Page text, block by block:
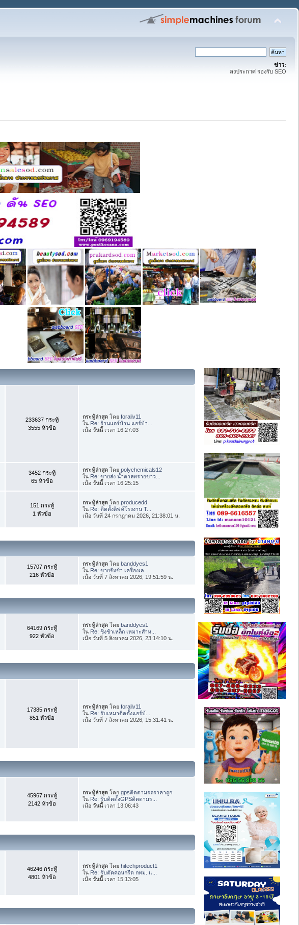
ข่าว:
ลงประกาศ รองรับ SEO
233637 กระทู้
3555 หัวข้อ
กระทู้ล่าสุด โดยforaliv11
ใน Re: ร้านแอร์บ้าน แอร์บ้า...
เมื่อวันนี้เวลา 16:27:03
3452 กระทู้
65 หัวข้อ
กระทู้ล่าสุด โดยpolychemicals12
ใน Re: ขายส่ง น้ำตาลทรายขาว...
เมื่อวันนี้เวลา 16:25:15
151 กระทู้
1 หัวข้อ
กระทู้ล่าสุด โดยproducedd
ใน Re: ติดตั้งลิฟท์โรงงาน T...
เมื่อ วันที่ 24 กรกฎาคม 2026, 21:38:01 น.
15707 กระทู้
216 หัวข้อ
กระทู้ล่าสุด โดยbanddyes1
ใน Re: ขายชิงช้า เครื่องเล...
เมื่อ วันที่ 7 สิงหาคม 2026, 19:51:59 น.
64169 กระทู้
922 หัวข้อ
กระทู้ล่าสุด โดยbanddyes1
ใน Re: ชิงช้าเหล็ก เหมาะสำห...
เมื่อ วันที่ 5 สิงหาคม 2026, 23:14:10 น.
17385 กระทู้
851 หัวข้อ
กระทู้ล่าสุด โดยforaliv11
ใน Re: รับเหมาติดตั้งแอร์บ้...
เมื่อ วันที่ 7 สิงหาคม 2026, 15:31:41 น.
45967 กระทู้
2142 หัวข้อ
กระทู้ล่าสุด โดยgpsติดตามรถราคาถูก
ใน Re: รับติดตั้งGPSติดตามร...
เมื่อวันนี้เวลา 13:06:43
46246 กระทู้
4801 หัวข้อ
กระทู้ล่าสุด โดยhitechproduct1
ใน Re: รับตัดคอนกรีต กทม. แ...
เมื่อวันนี้เวลา 15:13:05